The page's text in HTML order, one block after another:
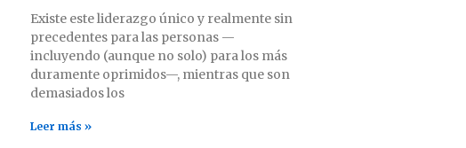
Existe este liderazgo único y realmente sin
precedentes para las personas —
incluyendo (aunque no solo) para los más
duramente oprimidos—, mientras que son
demasiados los
Leer más »